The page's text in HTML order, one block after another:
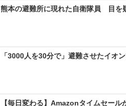
熊本の避難所に現れた自衛隊員 目を
「3000人を30分で」避難させたイオ
【毎日変わる】Amazonタイムセール